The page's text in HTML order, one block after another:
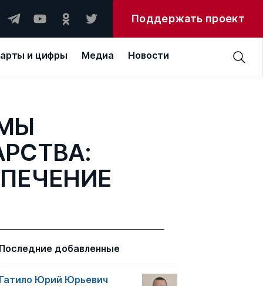
Поддержать проект
и цифры Медиа Новости
Последние добавленные
Гатило Юрий Юрьевич